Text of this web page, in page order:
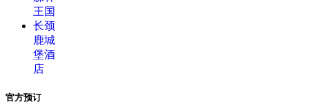
王国
长颈
鹿城
堡酒
店
官方预订